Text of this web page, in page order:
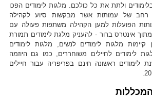
ולתת את כל כולכם. מלגות לימודים הפכו
רחב של עמותות אשר מבקשות סיוע לקהילה
הפועלות למען הקהילה משתפות פעולה עם
אינטרס ברור - להעניק מלגת לימודים תמורת
מלגות לימודים לנשים, מלגות לימודים
לימודים לחיילים משוחררים, כמו גם היוזמה
לימודים ראשונה חינם בפריפריה עבור חיילים